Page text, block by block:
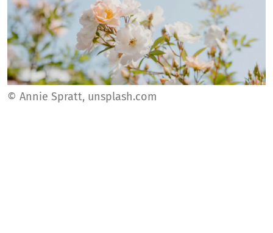
© Annie Spratt, unsplash.com